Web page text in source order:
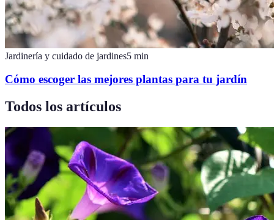
Jardinería y cuidado de jardines5 min
Cómo escoger las mejores plantas para tu jardín
Todos los artículos